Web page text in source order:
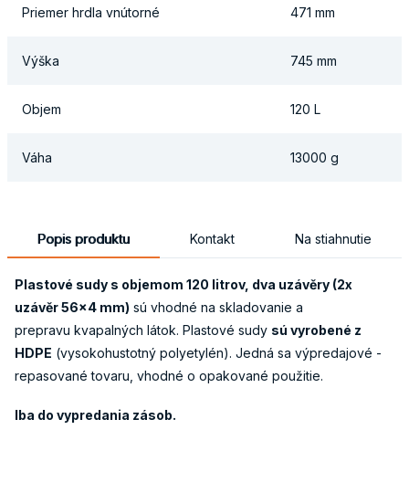
Priemer hrdla vnútorné 471 mm
Výška 745 mm
Objem 120 L
Váha 13000 g
Popis produktu Kontakt Na stiahnutie
Plastové sudy s objemom 120 litrov, dva uzávěry (2x
uzávěr 56x4 mm) sú vhodné na skladovanie a
prepravu kvapalných látok. Plastové sudy sú vyrobené z
HDPE (vysokohustotný polyetylén). Jedná sa výpredajové -
repasované tovaru, vhodné o opakované použitie.
Iba do vypredania zásob.